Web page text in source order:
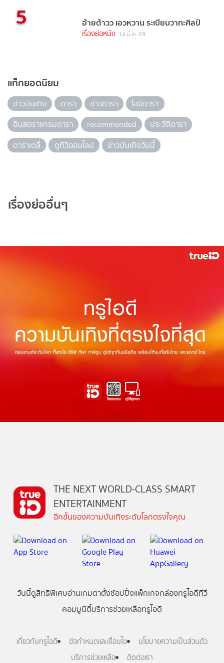
5 อ้ายต้าวว เอวหวาน ระเบียบวาทะศิลป์
เรื่องย่อหนัง 14 มี.ค. 69
แท็กยอดนิยม
ข่าวบันเทิง ดารา ข่าวดารา
ไอจีดารา
อินสตราแกรมดารา
recommended
ประวัติดารา
ดาราเดลี่
ดูทีวีออนไลน์ ข่าวบันเทิงวันนี้
เรื่องย่ออื่นๆ
THE NEXT WORLD-CLASS SMART
ENTERTAINMENT
อีกขั้นของความบันเทิงระดับโลกตรงใจคุณ
วันนี้ดูสิทธิพิเศษอ่านเกมตาตั้งช้อปปิ้งแพ็กเกจกล่องทรูไอดีทีวี
คอมมูนิตี้บริการช่วยเหลือทรูไอดี
เกี่ยวกับทรูไอดี ข้อกำหนดและเงื่อนไข
นโยบายความเป็นส่วนตัว
บริการช่วยเหลือ
ติดต่อเรา